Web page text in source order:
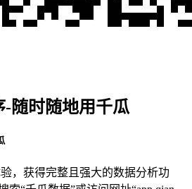
随时随地用千瓜
，获得完整且强大的数据分析功